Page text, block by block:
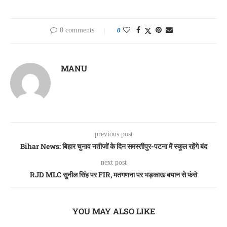
0 comments 0
MANU
previous post
Bihar News: बिहार चुनाव नतीजों के दिन समस्तीपुर-पटना में स्कूल रहेंगे बंद
next post
RJD MLC सुनील सिंह पर FIR, मतगणना पर भड़काऊ बयान से फंसे
YOU MAY ALSO LIKE